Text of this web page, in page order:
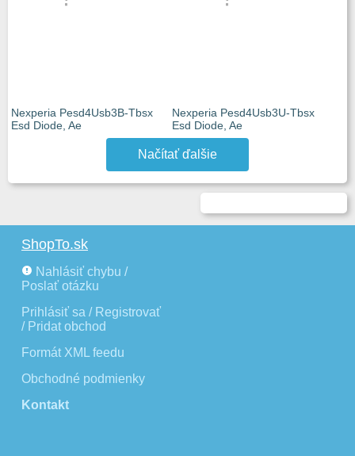
Nexperia Pesd4Usb3B-Tbsx
Esd Diode, Ae
Nexperia Pesd4Usb3U-Tbsx
Esd Diode, Ae
Načítať ďalšie
ShopTo.sk
Nahlásiť chybu /
Poslať otázku
Prihlásiť sa / Registrovať
/ Pridat obchod
Formát XML feedu
Obchodné podmienky
Kontakt